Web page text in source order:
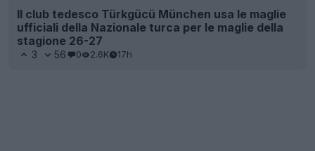
Il club tedesco Türkgücü München usa le maglie
ufficiali della Nazionale turca per le maglie della
stagione 26-27
3 56 0 2.6K 17h